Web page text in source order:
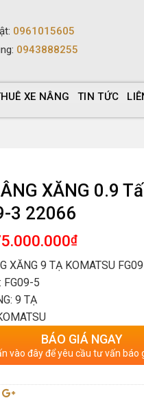
: 0961015605
: 0943888255
XE NÂNG TIN TỨC
XĂNG 0.9
3 22066
₫
XĂNG 9 TẠ KOMATSU
FG09-5
9 TẠ
BÁO GIÁ NGAY
vào đây để yêu cầu tư vấn báo